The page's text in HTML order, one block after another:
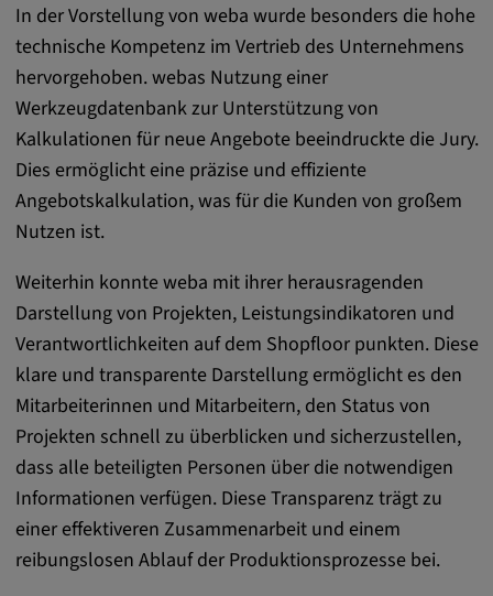
In der Vorstellung von weba wurde besonders die hohe
technische Kompetenz im Vertrieb des Unternehmens
hervorgehoben. webas Nutzung einer
Werkzeugdatenbank zur Unterstützung von
Kalkulationen für neue Angebote beeindruckte die Jury.
Dies ermöglicht eine präzise und effiziente
Angebotskalkulation, was für die Kunden von großem
Nutzen ist.
Weiterhin konnte weba mit ihrer herausragenden
Darstellung von Projekten, Leistungsindikatoren und
Verantwortlichkeiten auf dem Shopfloor punkten. Diese
klare und transparente Darstellung ermöglicht es den
Mitarbeiterinnen und Mitarbeitern, den Status von
Projekten schnell zu überblicken und sicherzustellen,
dass alle beteiligten Personen über die notwendigen
Informationen verfügen. Diese Transparenz trägt zu
einer effektiveren Zusammenarbeit und einem
reibungslosen Ablauf der Produktionsprozesse bei.
Zweck:
Mit diesen Cookie werden die Präferenzen
und sonstige Informationen des Nutzers
Cookie Laufzeit:
3 Tage
Youtube
VISITOR_INFO1_LIVE, YSC, CONSENT,
yt.innertube::nextId, yt.innertube::requests,
yt-remote-cast-installed, yt-remote-
connected-devices, yt-remote-device-id, yt-
remote-fast-check-period, yt-remote-session-
app, yt-remote-session-name, IDE,
LOGIN_INFO, PREF, LOGIN_INFO, PREF,
SEARCH_SAMESITE, OGPC, OTZ, NID,
1P_JAR, DSID, APISID, HSID, SSID, SID,
SAPISID, SIDCC, yt-player-headers-
readable,
ytidb::LAST_RESULT_ENTRY_KEY, yt-